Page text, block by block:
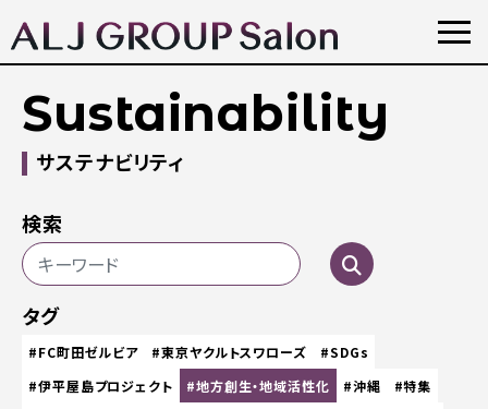
Sustainability
サステナビリティ
検索
タグ
#FC町田ゼルビア #東京ヤクルトスワローズ
#SDGs
#伊平屋島プロジェクト
#地方創生・地域活性化 #沖縄
#特集